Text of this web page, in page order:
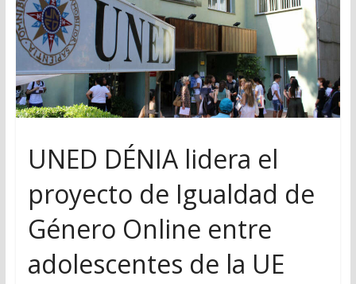
UNED DÉNIA lidera el
proyecto de Igualdad de
Género Online entre
adolescentes de la UE